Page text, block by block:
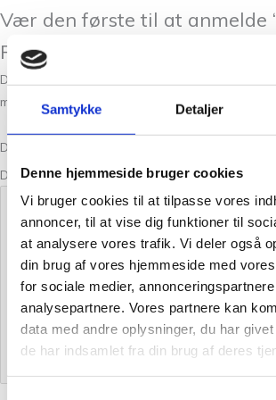
Samtykke Detaljer
Denne hjemmeside bruger cookies
Vi bruger cookies til at tilpasse vores
annoncer, til at vise dig funktioner til
at analysere vores trafik. Vi deler også
din brug af vores hjemmeside med
for sociale medier,
analysepartnere. Vores partnere kan
data med andre oplysninger, du har
de har indsamlet fra din brug af deres
Vær den første til at anmelde
Poppy Beigemelert 2611”
Din e-mailadresse vil ikke blive publiceret.
med
Din bedømmelse
Din anmeldelse*